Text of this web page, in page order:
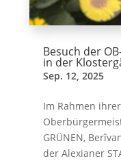
Besuch der
in der
Sep. 12, 2025
Im Rahmen
GRÜNEN,
der Alexianer